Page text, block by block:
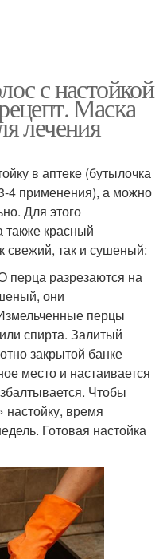
с настойкой
Маска
лечения
в аптеке (бутылочка
4 применения), а можно
Для этого
также красный
свежий, так и сушеный:
перца разрезаются на
они
перцы
спирта. Залитый
закрытой банке
место и настаивается
Чтобы
время
Готовая настойка